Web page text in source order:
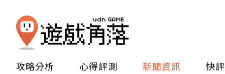
攻略分析 心得評測 新聞資訊 快